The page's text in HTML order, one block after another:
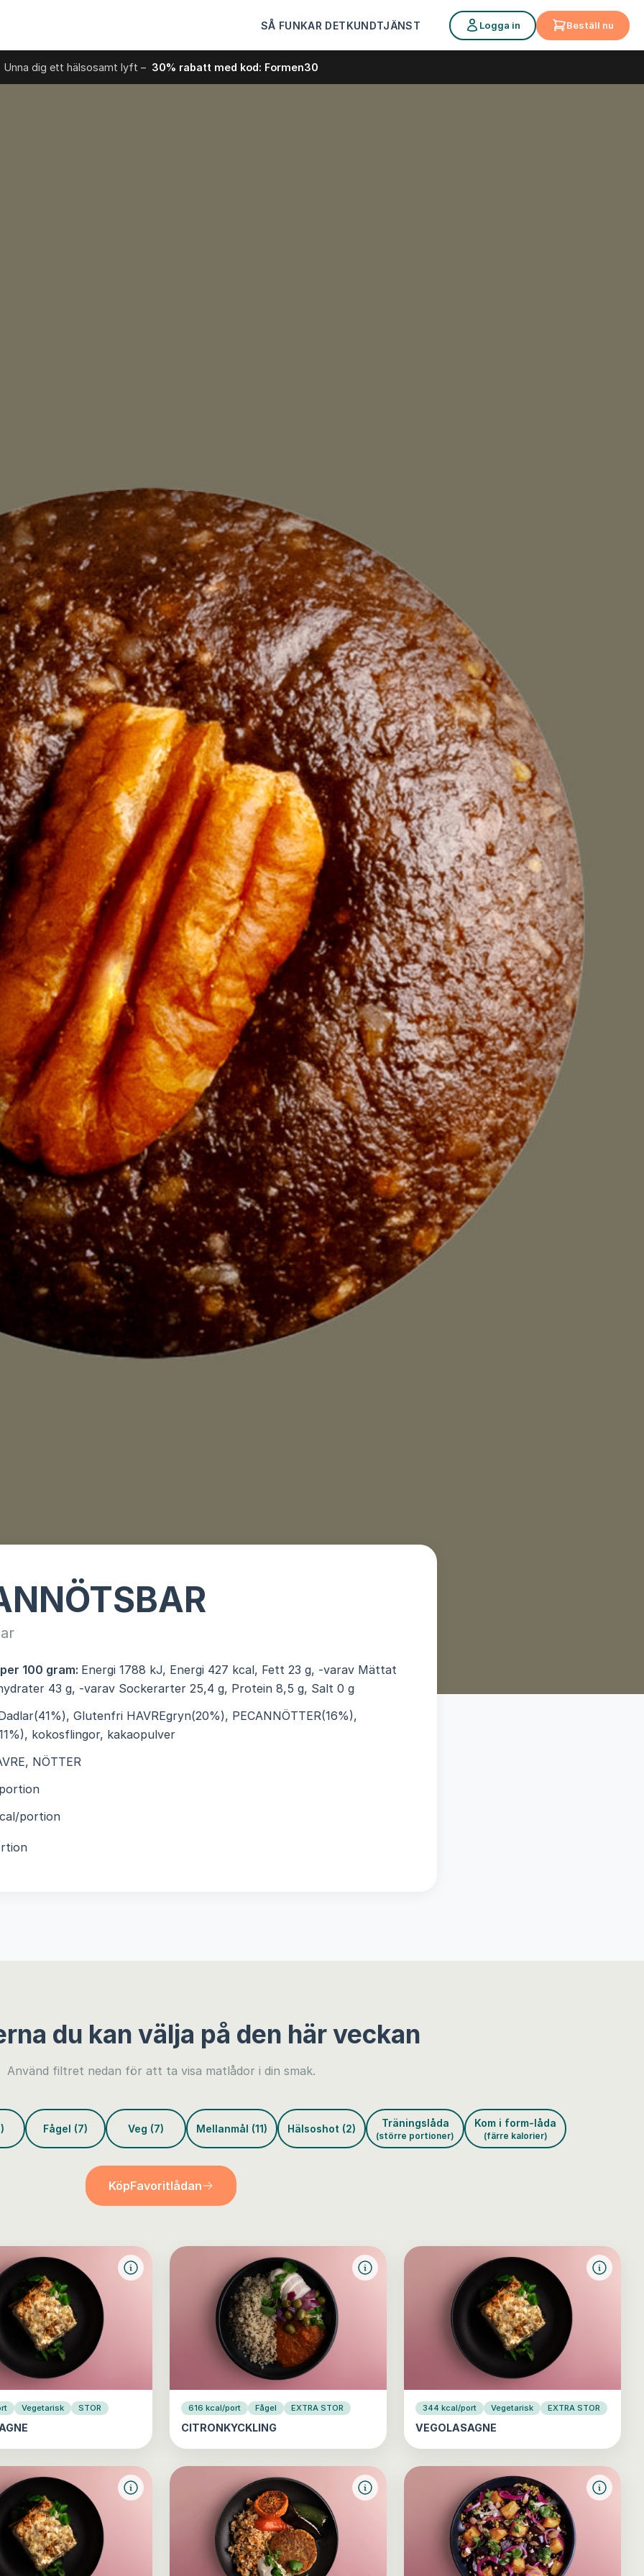
SÅ FUNKAR DETKUNDTJÄNST Logga in Beställ nu
Unna dig ett hälsosamt lyft – 30% rabatt med kod: Formen30
100 gram: Energi 1788 kJ, Energi 427 kcal, Fett 23 g, -varav Mättat
43 g, -varav Sockerarter 25,4 g, Protein 8,5 g, Salt 0 g
Glutenfri HAVREgryn(20%), PECANNÖTTER(16%),
kokosflingor, kakaopulver
NÖTTER
portion
du kan välja på den här veckan
Använd filtret nedan för att ta visa matlådor i din smak.
Fågel (7) Veg (7) Mellanmål (11) Hälsoshot (2) Träningslåda
(större portioner)
Kom i form-låda
(färre kalorier)
KöpFavoritlådan
Vegetarisk STOR 616 kcal/port Fågel EXTRA STOR
CITRONKYCKLING
344 kcal/port Vegetarisk EXTRA STOR
VEGOLASAGNE